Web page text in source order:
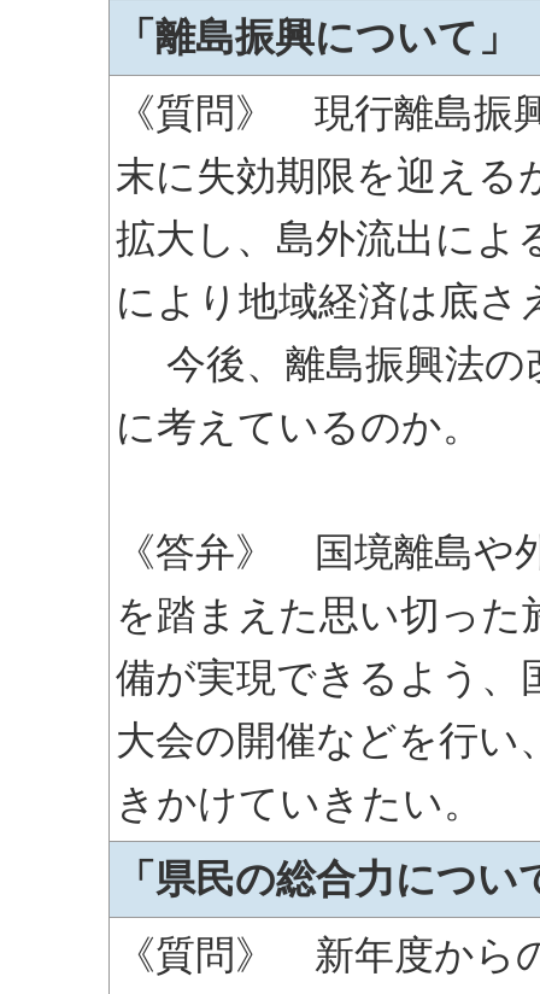
「離島振興について」
《質問》 現行離島振
末に失効期限を迎える
拡大し、島外流出によ
により地域経済は底
今後、離島振興法の
に考えているのか。
《答弁》 国境離島や
を踏まえた思い切っ
備が実現できるよう、
大会の開催などを行い
きかけていきたい。
「県民の総合力につい
《質問》 新年度から